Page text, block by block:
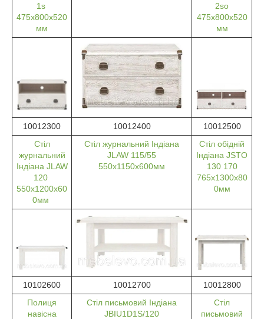
1s
475х800х520
мм
2so
475х800х520
мм
10012300 10012400
10012500
Стіл
журнальний
Індіана JLAW
120
550х1200х60
0мм
Стіл журнальний Індіана
JLAW 115/55
550х1150х600мм
Стіл обідній
Індіана JSTO
130 170
765х1300х80
0мм
10102600 10012700
10012800
Полиця
навісна
Стіл письмовий Індіана
JBIU1D1S/120
Стіл
письмовий